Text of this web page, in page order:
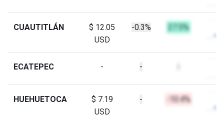
CUAUTITLÁN
$ 12.05
USD
-0.3% 27.5%
ECATEPEC - -
HUEHUETOCA
$ 7.19
USD
- -10.4%